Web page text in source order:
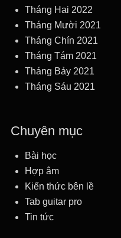
Tháng Hai 2022
Tháng Mười 2021
Tháng Chín 2021
Tháng Tám 2021
Tháng Bảy 2021
Tháng Sáu 2021
Chuyên mục
Bài học
Hợp âm
Kiến thức bên lề
Tab guitar pro
Tin tức